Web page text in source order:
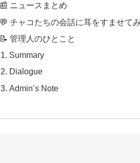
📰 ニュースまとめ
💬 チャコたちの会話に耳をすませて
📝 管理人のひとこと
Summary
Dialogue
Admin’s Note